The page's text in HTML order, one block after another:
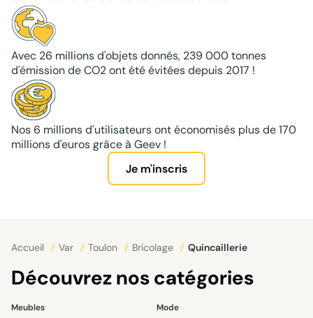
Avec 26 millions d'objets donnés, 239 000 tonnes
d'émission de CO2 ont été évitées depuis 2017 !
Nos 6 millions d'utilisateurs ont économisés plus de 170
millions d'euros grâce à Geev !
Je m'inscris
Accueil / Var / Toulon / Bricolage / Quincaillerie
Découvrez nos catégories
Meubles
Mode